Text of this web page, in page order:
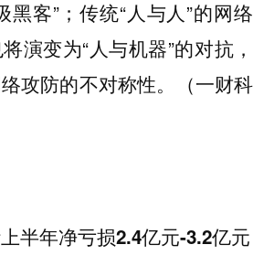
黑客”；传统“人与人”的网络
演变为“人与机器”的对抗，
攻防的不对称性。（一财科
半年净亏损2.4亿元-3.2亿元